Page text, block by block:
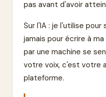
pas avant d'avoir
Sur l'IA : je l'utilise
jamais pour écrire à
par une machine se
votre voix, c'est votre
plateforme.